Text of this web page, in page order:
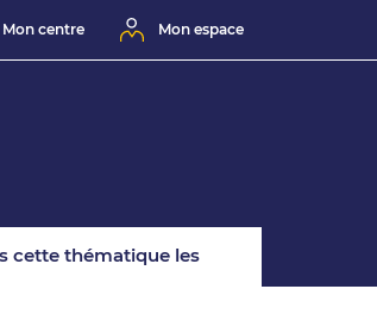
Mon centre Mon espace
cette thématique les